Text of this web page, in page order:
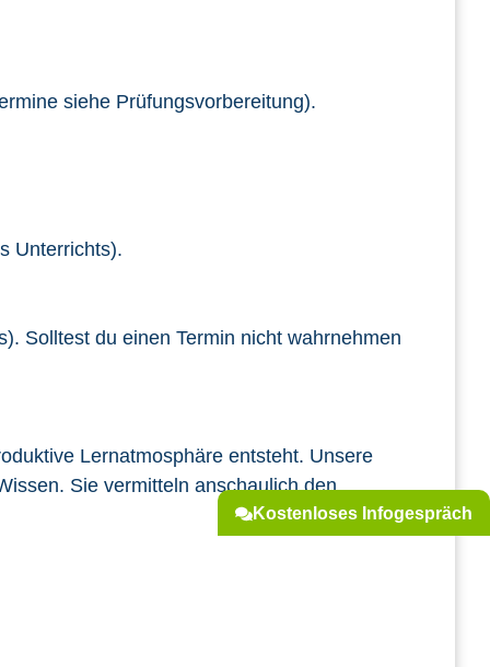
Kostenloses Infogespräch
siehe Prüfungsvorbereitung).
Unterrichts).
Solltest du einen Termin nicht wahrnehmen
Lernatmosphäre entsteht. Unsere
Sie vermitteln anschaulich den